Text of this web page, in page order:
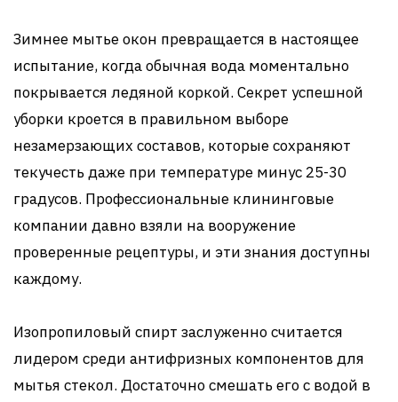
Зимнее мытье окон превращается в настоящее
испытание, когда обычная вода моментально
покрывается ледяной коркой. Секрет успешной
уборки кроется в правильном выборе
незамерзающих составов, которые сохраняют
текучесть даже при температуре минус 25-30
градусов. Профессиональные клининговые
компании давно взяли на вооружение
проверенные рецептуры, и эти знания доступны
каждому.
Изопропиловый спирт заслуженно считается
лидером среди антифризных компонентов для
мытья стекол. Достаточно смешать его с водой в